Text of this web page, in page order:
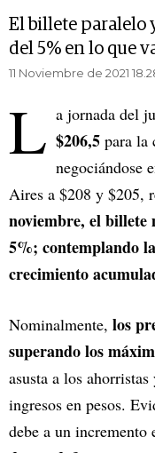
El billete paralelo
del 5% en lo que
11 Noviembre de 2021
L a jornada del
$206,5 para la
negociándose
Aires a $208 y $205,
noviembre, el billete
5%; contemplando
crecimiento
Nominalmente, los
superando los
asusta a los
ingresos en pesos.
debe a un incremento